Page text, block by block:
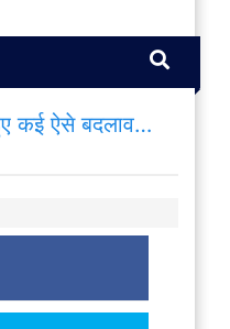
कई ऐसे बदलाव…